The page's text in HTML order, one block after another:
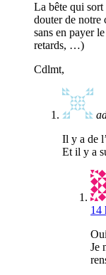
La bête qui sort
douter de notre
sans en payer
retards, …)
Cdlmt,
Il y a de
Et il y a
14
Je